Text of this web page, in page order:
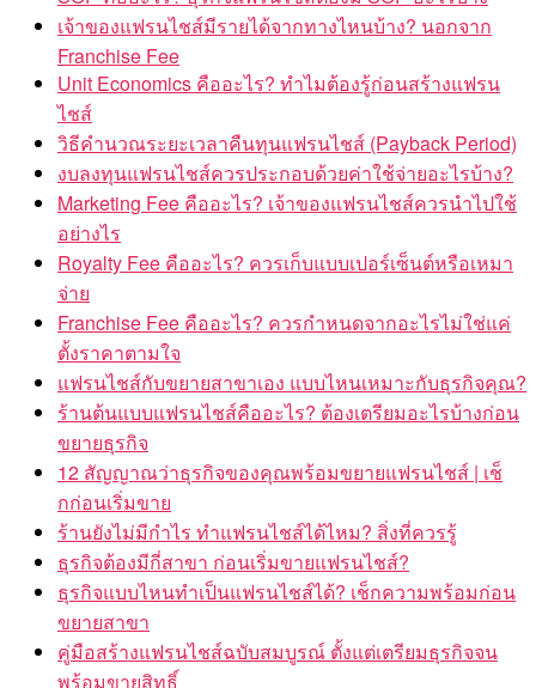
เจ้าของแฟรนไชส์มีรายได้จากทางไหนบ้าง? นอกจาก
Franchise Fee
Unit Economics คืออะไร? ทำไมต้องรู้ก่อนสร้างแฟรน
ไชส์
วิธีคำนวณระยะเวลาคืนทุนแฟรนไชส์ (Payback Period)
งบลงทุนแฟรนไชส์ควรประกอบด้วยค่าใช้จ่ายอะไรบ้าง?
Marketing Fee คืออะไร? เจ้าของแฟรนไชส์ควรนำไปใช้
อย่างไร
Royalty Fee คืออะไร? ควรเก็บแบบเปอร์เซ็นต์หรือเหมา
จ่าย
Franchise Fee คืออะไร? ควรกำหนดจากอะไรไม่ใช่แค่
ตั้งราคาตามใจ
แฟรนไชส์กับขยายสาขาเอง แบบไหนเหมาะกับธุรกิจคุณ?
ร้านต้นแบบแฟรนไชส์คืออะไร? ต้องเตรียมอะไรบ้างก่อน
ขยายธุรกิจ
12 สัญญาณว่าธุรกิจของคุณพร้อมขยายแฟรนไชส์ | เช็
กก่อนเริ่มขาย
ร้านยังไม่มีกำไร ทำแฟรนไชส์ได้ไหม? สิ่งที่ควรรู้
ธุรกิจต้องมีกี่สาขา ก่อนเริ่มขายแฟรนไชส์?
ธุรกิจแบบไหนทำเป็นแฟรนไชส์ได้? เช็กความพร้อมก่อน
ขยายสาขา
คู่มือสร้างแฟรนไชส์ฉบับสมบูรณ์ ตั้งแต่เตรียมธุรกิจจน
พร้อมขายสิทธิ์